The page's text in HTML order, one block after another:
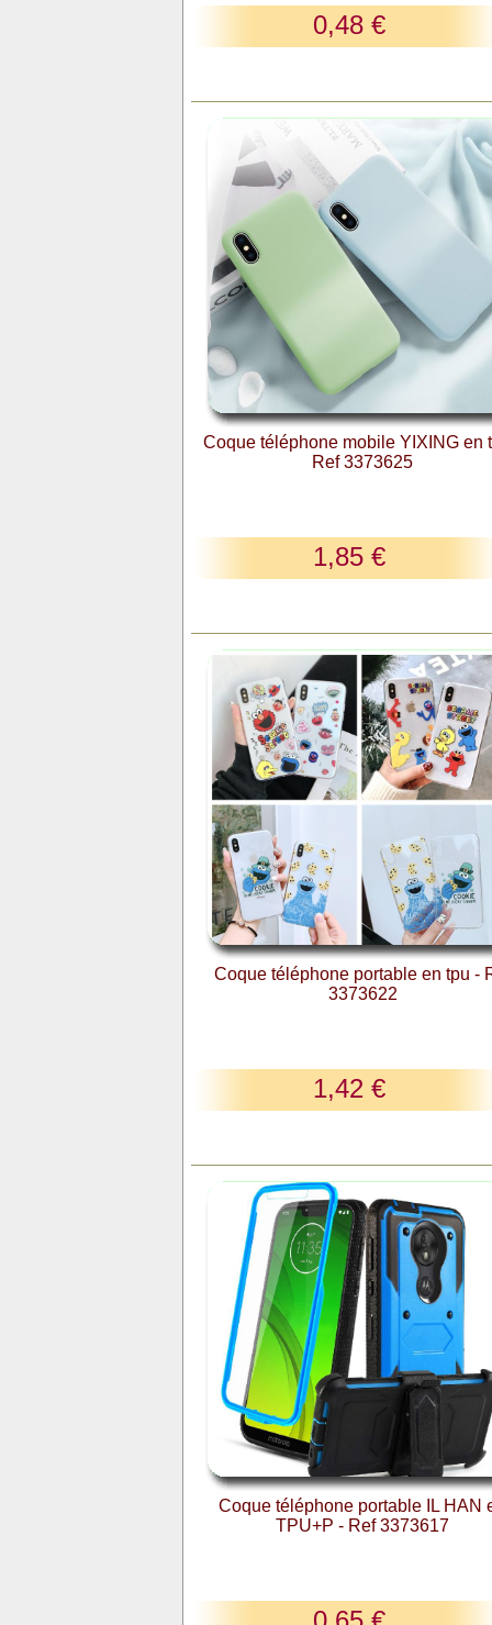
0,48 €
Coque téléphone mobile YIXING en
Ref 3373625
1,85 €
Coque téléphone portable en tpu -
3373622
1,42 €
Coque téléphone portable IL HAN
TPU+P - Ref 3373617